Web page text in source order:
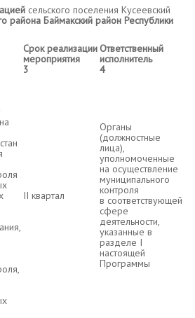
сельского поселения Кусеевский
района Баймакский район Республики
Срок реализации
мероприятия
Ответственный
исполнитель
3 4
II квартал
Органы
(должностные
лица),
уполномоченные
на осуществление
муниципального
контроля
в соответствующей
сфере
деятельности,
указанные в
разделе I
настоящей
Программы